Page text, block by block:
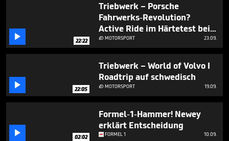
 22:22
Triebwerk – Porsche
Fahrwerks-Revolution?
Active Ride im Härtetest bei
Walter Röhrl & Tim Schrick I
Nürburgring Nordschleife
MOTORSPORT 23.09.
 22:05
Triebwerk – World of Volvo I
Roadtrip auf schwedisch
MOTORSPORT 19.09.
 02:02
Formel-1-Hammer! Newey
erklärt Entscheidung
FORMEL 1 10.09.